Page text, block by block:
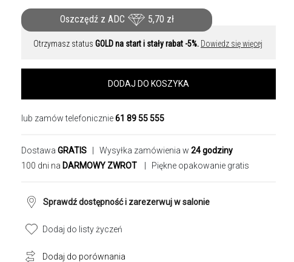
Oszczędź z ADC 5,70 zł
Otrzymasz status GOLD na start i stały rabat -5%. Dowiedz się więcej
DODAJ DO KOSZYKA
lub zamów telefonicznie61 89 55 555
Dostawa GRATIS | Wysyłka zamówienia w 24 godziny
100 dni na DARMOWY ZWROT | Piękne opakowanie gratis
Sprawdź dostępność i zarezerwuj w salonie
Dodaj do listy życzeń
Dodaj do porównania